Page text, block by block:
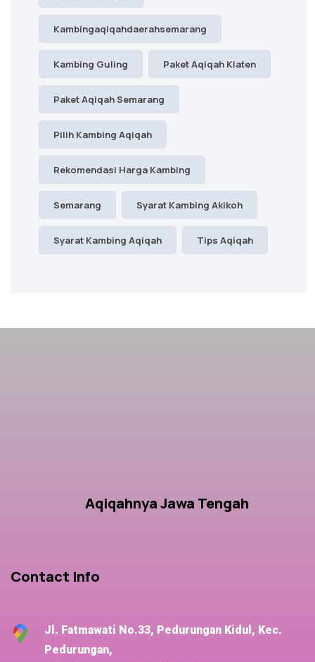
Kambingaqiqahdaerahsemarang
Kambing Guling Paket Aqiqah Klaten
Paket Aqiqah Semarang
Pilih Kambing Aqiqah
Rekomendasi Harga Kambing
Semarang Syarat Kambing Akikoh
Syarat Kambing Aqiqah Tips Aqiqah
Aqiqahnya Jawa Tengah
Contact Info
Jl. Fatmawati No.33, Pedurungan Kidul, Kec.
Pedurungan,